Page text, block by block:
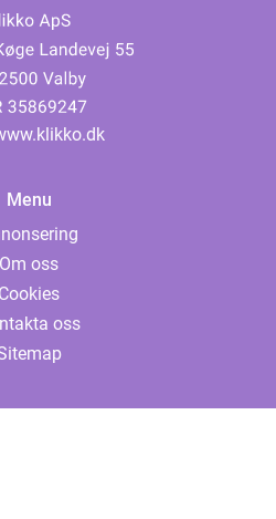
Menu
Om oss
Cookies
oss